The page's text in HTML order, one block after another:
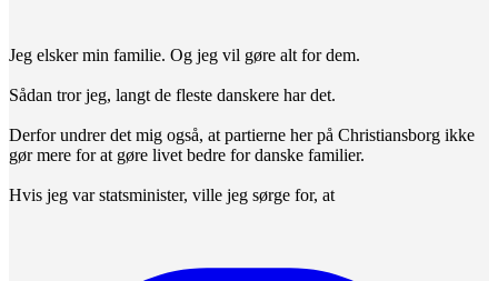
Jeg elsker min familie. Og jeg vil gøre alt for dem.
Sådan tror jeg, langt de fleste danskere har det.
Derfor undrer det mig også, at partierne her på Christiansborg ikke
gør mere for at gøre livet bedre for danske familier.
Hvis jeg var statsminister, ville jeg sørge for, at